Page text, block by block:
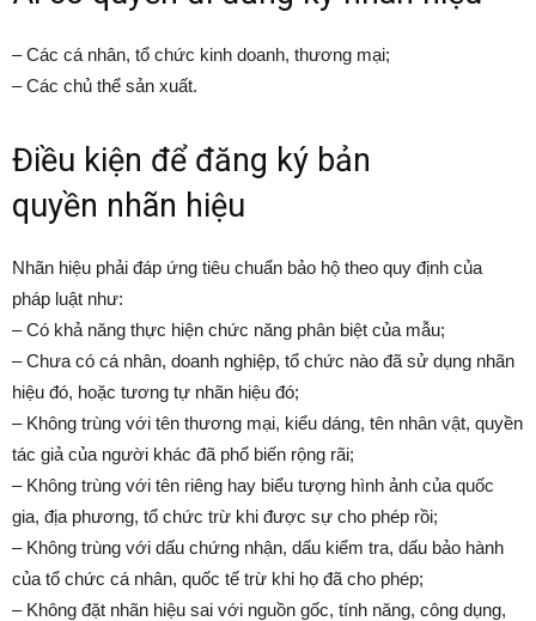
– Các cá nhân, tổ chức kinh doanh, thương mại;
– Các chủ thể sản xuất.
Điều kiện để đăng ký bản
quyền nhãn hiệu
Nhãn hiệu phải đáp ứng tiêu chuẩn bảo hộ theo quy định của
pháp luật như:
– Có khả năng thực hiện chức năng phân biệt của mẫu;
– Chưa có cá nhân, doanh nghiệp, tổ chức nào đã sử dụng nhãn
hiệu đó, hoặc tương tự nhãn hiệu đó;
– Không trùng với tên thương mại, kiểu dáng, tên nhân vật, quyền
tác giả của người khác đã phổ biến rộng rãi;
– Không trùng với tên riêng hay biểu tượng hình ảnh của quốc
gia, địa phương, tổ chức trừ khi được sự cho phép rồi;
– Không trùng với dấu chứng nhận, dấu kiểm tra, dấu bảo hành
của tổ chức cá nhân, quốc tế trừ khi họ đã cho phép;
– Không đặt nhãn hiệu sai với nguồn gốc, tính năng, công dụng,